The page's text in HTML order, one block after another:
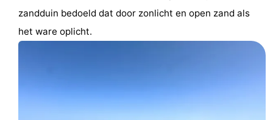
drinken
Vuurtoren
zandduin bedoeld dat door zonlicht en open zand als
het ware oplicht.